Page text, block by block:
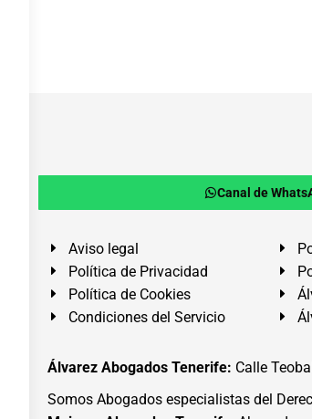
Canal de
Aviso legal
Política de Privacidad
Política de Cookies
Condiciones del Servicio
Álvarez Abogados Tenerife: Calle
Somos Abogados especialistas del